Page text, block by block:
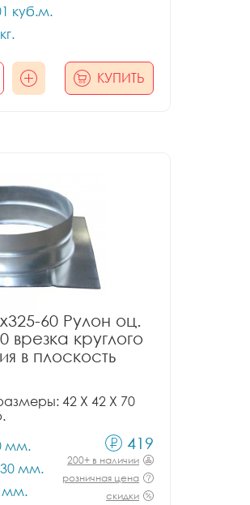
куб.м.
КУПИТЬ
60 Рулон оц.
врезка круглого
в плоскость
42 X 42 X 70
мм.
мм.
мм.
419
200+ в наличии
розничная цена
скидки